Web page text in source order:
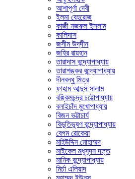
আশাপূর্ণা দেবী
ইলমা বেহরোজ
কাজী নজরুল ইসলাম
কালিদাস
জসীম উদ্‌দীন
জহির রায়হান
তারাদাস বন্দ্যোপাধ্যায়
তারাশঙ্কর বন্দ্যোপাধ্যায়
দীনবন্ধু মিত্র
ফাহাম আব্দুস সালাম
বঙ্কিমচন্দ্র চট্টোপাধ্যায়
বলাইচাঁদ মুখোপাধ্যায়
বিজন ভট্টাচার্য
বিভূতিভূষণ বন্দ্যোপাধ্যায়
বেগম রোকেয়া
মহিউদ্দিন মোহাম্মদ
মাইকেল মধুসূদন দত্ত
মানিক বন্দ্যোপাধ্যায়
মির্চা এলিয়াদ